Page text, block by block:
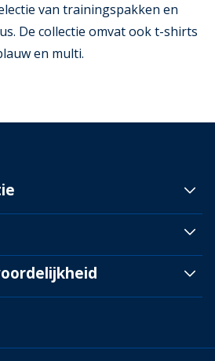
van trainingspakken en
De collectie omvat ook t-shirts
en multi.